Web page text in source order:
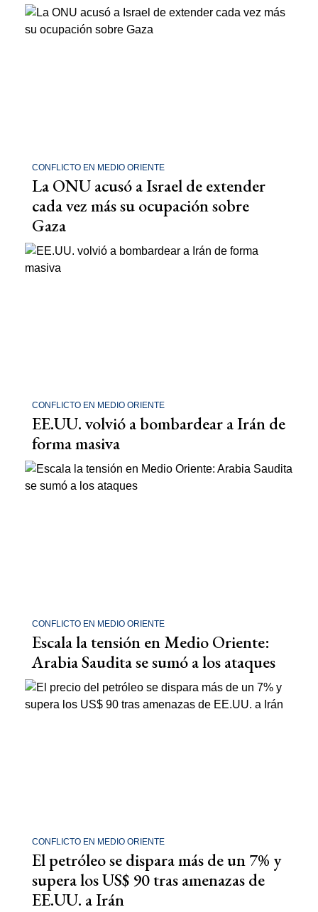
CONFLICTO EN MEDIO ORIENTE
La ONU acusó a Israel de extender
cada vez más su ocupación sobre
Gaza
CONFLICTO EN MEDIO ORIENTE
EE.UU. volvió a bombardear a Irán de
forma masiva
CONFLICTO EN MEDIO ORIENTE
Escala la tensión en Medio Oriente:
Arabia Saudita se sumó a los ataques
CONFLICTO EN MEDIO ORIENTE
El petróleo se dispara más de un 7% y
supera los US$ 90 tras amenazas de
EE.UU. a Irán